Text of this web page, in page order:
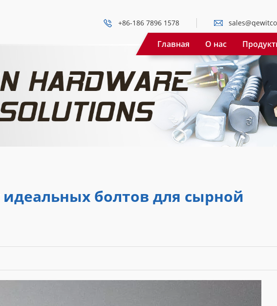
+86-186 7896 1578
Главная
О нас
болтов для сырной